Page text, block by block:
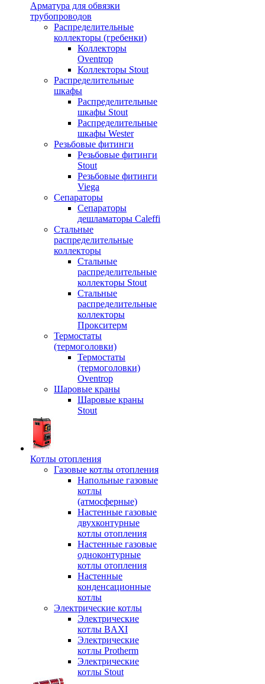
Арматура для обвязки
трубопроводов
Распределительные
коллекторы (гребенки)
Коллекторы
Oventrop
Коллекторы Stout
Распределительные
шкафы
Распределительные
шкафы Stout
Распределительные
шкафы Wester
Резьбовые фитинги
Резьбовые фитинги
Stout
Резьбовые фитинги
Viega
Сепараторы
Сепараторы
дешламаторы Caleffi
Стальные
распределительные
коллекторы
Стальные
распределительные
коллекторы Stout
Стальные
распределительные
коллекторы
Прокситерм
Термостаты
(термоголовки)
Термостаты
(термоголовки)
Oventrop
Шаровые краны
Шаровые краны
Stout
Котлы отопления
Газовые котлы отопления
Напольные газовые
котлы
(атмосферные)
Настенные газовые
двухконтурные
котлы отопления
Настенные газовые
одноконтурные
котлы отопления
Настенные
конденсационные
котлы
Электрические котлы
Электрические
котлы BAXI
Электрические
котлы Protherm
Электрические
котлы Stout